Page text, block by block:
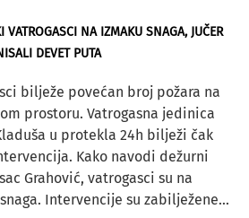
VATROGASCI NA IZMAKU SNAGA, JUČER
DEVET PUTA
bilježe povećan broj požara na
prostoru. Vatrogasna jedinica
u protekla 24h bilježi čak
Kako navodi dežurni
Grahović, vatrogasci su na
Intervencije su zabilježene...